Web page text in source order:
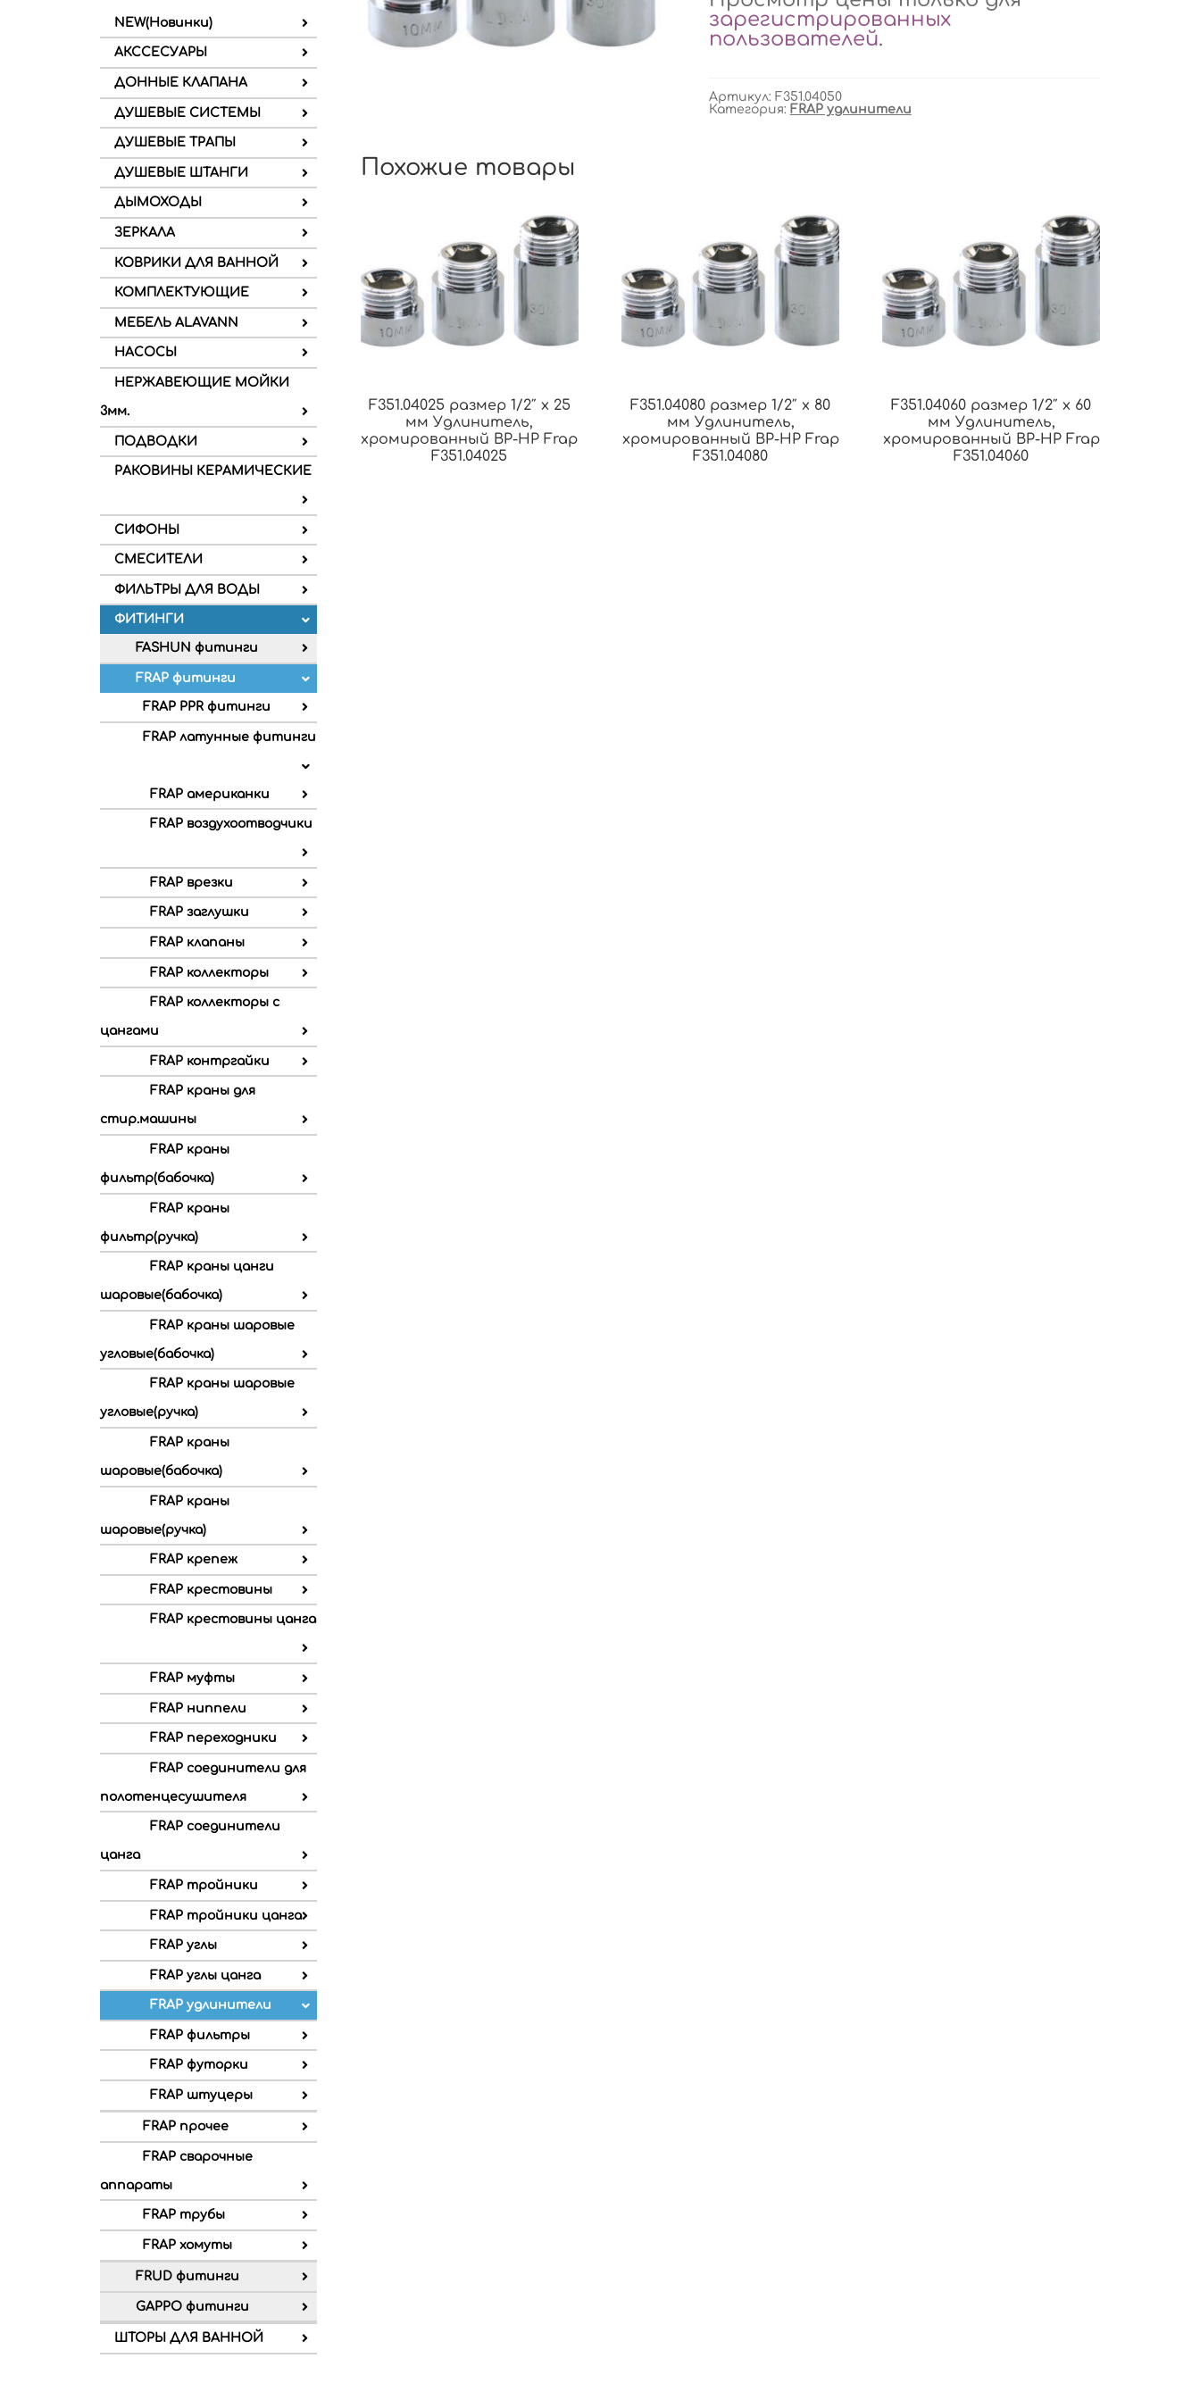
NEW(Новинки)
АКССЕСУАРЫ
ДОННЫЕ КЛАПАНА
ДУШЕВЫЕ СИСТЕМЫ
ДУШЕВЫЕ ТРАПЫ
ДУШЕВЫЕ ШТАНГИ
ДЫМОХОДЫ
ЗЕРКАЛА
КОВРИКИ ДЛЯ ВАННОЙ
КОМПЛЕКТУЮЩИЕ
МЕБЕЛЬ ALAVANN
НАСОСЫ
НЕРЖАВЕЮЩИЕ МОЙКИ
3мм.
ПОДВОДКИ
РАКОВИНЫ КЕРАМИЧЕСКИЕ
СИФОНЫ
СМЕСИТЕЛИ
ФИЛЬТРЫ ДЛЯ ВОДЫ
ФИТИНГИ
FASHUN фитинги
FRAP фитинги
FRAP PPR фитинги
FRAP латунные фитинги
FRAP американки
FRAP воздухоотводчики
FRAP врезки
FRAP заглушки
FRAP клапаны
FRAP коллекторы
FRAP коллекторы с
цангами
FRAP контргайки
FRAP краны для
стир.машины
FRAP краны
фильтр(бабочка)
FRAP краны
фильтр(ручка)
FRAP краны цанги
шаровые(бабочка)
FRAP краны шаровые
угловые(бабочка)
FRAP краны шаровые
угловые(ручка)
FRAP краны
шаровые(бабочка)
FRAP краны
шаровые(ручка)
FRAP крепеж
FRAP крестовины
FRAP крестовины цанга
FRAP муфты
FRAP ниппели
FRAP переходники
FRAP соединители для
полотенцесушителя
FRAP соединители
цанга
FRAP тройники
FRAP тройники цанга
FRAP углы
FRAP углы цанга
FRAP удлинители
FRAP фильтры
FRAP футорки
FRAP штуцеры
FRAP прочее
FRAP сварочные
аппараты
FRAP трубы
FRAP хомуты
FRUD фитинги
GAPPO фитинги
ШТОРЫ ДЛЯ ВАННОЙ
зарегистрированных
пользователей.
Артикул: F351.04050
Категория: FRAP удлинители
Похожие товары
F351.04025 размер 1/2″ x 25
мм Удлинитель,
хромированный ВР-НР Frap
F351.04025
F351.04080 размер 1/2″ x 80
мм Удлинитель,
хромированный ВР-НР Frap
F351.04080
F351.04060 размер 1/2″ x 60
мм Удлинитель,
хромированный ВР-НР Frap
F351.04060